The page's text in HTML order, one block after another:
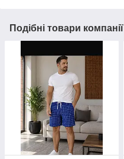
Подібні товари компанії